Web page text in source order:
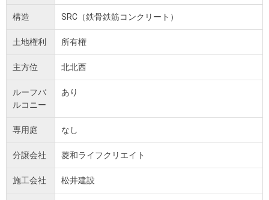
構造 SRC（鉄骨鉄筋コンクリート）
土地権利 所有権
主方位 北北西
ルーフバ
ルコニー
あり
専用庭 なし
分譲会社 菱和ライフクリエイト
施工会社 松井建設